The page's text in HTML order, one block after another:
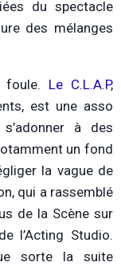
du spectacle
des mélanges
foule. Le C.L.A.P,
est une asso
à des
un fond
la vague de
qui a rassemblé
de la Scène sur
l’Acting Studio.
sorte la suite